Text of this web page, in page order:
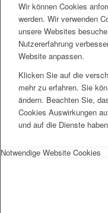
Wir können Cookies
werden. Wir verwenden
unsere Websites
Nutzererfahrung
Website anpassen.
Klicken Sie auf die
mehr zu erfahren. Sie
ändern. Beachten Sie,
Cookies Auswirkungen
und auf die Dienste
Notwendige Website Cookies